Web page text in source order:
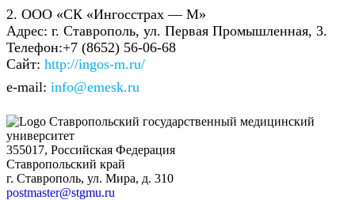
2. ООО «СК «Ингосстрах — М»
Адрес: г. Ставрополь, ул. Первая Промышленная, 3.
Телефон:+7 (8652) 56-06-68
Сайт: http://ingos-m.ru/
e-mail: info@emesk.ru
Ставропольский государственный медицинский
университет
355017, Российская Федерация
Ставропольский край
г. Ставрополь, ул. Мира, д. 310
postmaster@stgmu.ru